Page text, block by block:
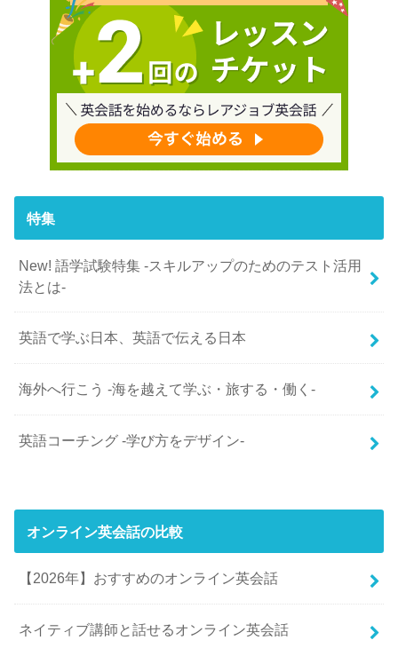
特集
New! 語学試験特集 -スキルアップのためのテスト活用
法とは-
英語で学ぶ日本、英語で伝える日本
海外へ行こう -海を越えて学ぶ・旅する・働く-
英語コーチング -学び方をデザイン-
オンライン英会話の比較
【2026年】おすすめのオンライン英会話
ネイティブ講師と話せるオンライン英会話